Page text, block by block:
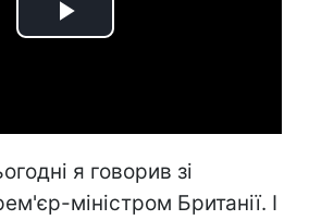
Play
я говорив зі
міністром Британії. І